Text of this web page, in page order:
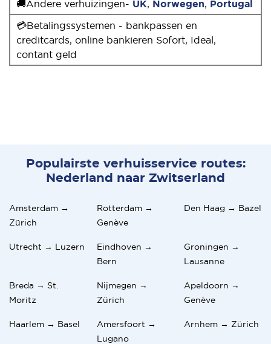
🚚Andere verhuizingen- UK, Norwegen, Portugal
💳Betalingssystemen - bankpassen en
creditcards, online bankieren Sofort, Ideal,
contant geld
Populairste verhuisservice routes:
Nederland naar Zwitserland
Amsterdam →
Zürich
Rotterdam →
Genève
Den Haag → Bazel
Utrecht → Luzern
Eindhoven →
Bern
Groningen →
Lausanne
Breda → St.
Moritz
Nijmegen →
Zürich
Apeldoorn →
Genève
Haarlem → Basel
Amersfoort →
Lugano
Arnhem → Zürich